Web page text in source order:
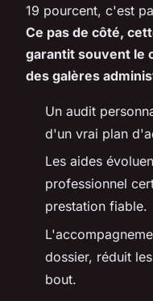
19 pourcent, c'est
Ce pas de côté,
garantit souvent le
des galères
Un audit
d'un vrai plan
Les aides
professionnel
prestation fiable.
dossier, réduit
bout.